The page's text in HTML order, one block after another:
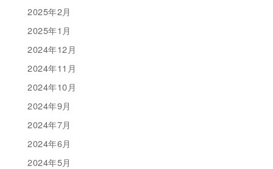
2025年2月
2025年1月
2024年12月
2024年11月
2024年10月
2024年9月
2024年7月
2024年6月
2024年5月